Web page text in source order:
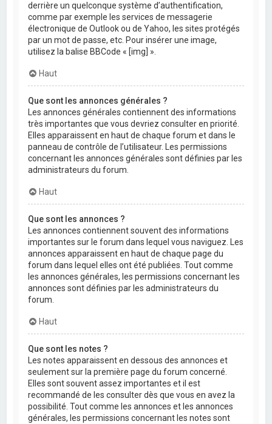
derrière un quelconque système d’authentification,
comme par exemple les services de messagerie
électronique de Outlook ou de Yahoo, les sites protégés
par un mot de passe, etc. Pour insérer une image,
utilisez la balise BBCode « [img] ».
Haut
Que sont les annonces générales ?
Les annonces générales contiennent des informations
très importantes que vous devriez consulter en priorité.
Elles apparaissent en haut de chaque forum et dans le
panneau de contrôle de l’utilisateur. Les permissions
concernant les annonces générales sont définies par les
administrateurs du forum.
Haut
Que sont les annonces ?
Les annonces contiennent souvent des informations
importantes sur le forum dans lequel vous naviguez. Les
annonces apparaissent en haut de chaque page du
forum dans lequel elles ont été publiées. Tout comme
les annonces générales, les permissions concernant les
annonces sont définies par les administrateurs du
forum.
Haut
Que sont les notes ?
Les notes apparaissent en dessous des annonces et
seulement sur la première page du forum concerné.
Elles sont souvent assez importantes et il est
recommandé de les consulter dès que vous en avez la
possibilité. Tout comme les annonces et les annonces
générales, les permissions concernant les notes sont